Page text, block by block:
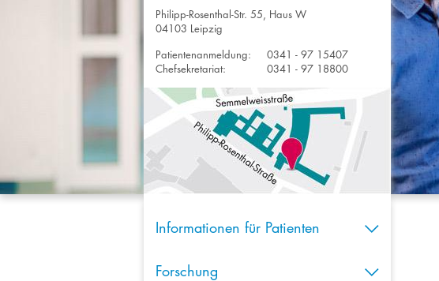
Philipp-Rosenthal-Str. 55, Haus W
04103 Leipzig
Patientenanmeldung:
0341 - 97 15407
Chefsekretariat:
0341 - 97 18800
Informationen für Patienten
Forschung